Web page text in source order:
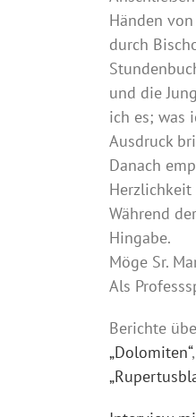
Händen
durch
und die
ich es; was
Ausdruck
Danach
Herzlichkeit
Während
Hingabe.
Möge Sr.
Als
Berichte
„Dolomiten“